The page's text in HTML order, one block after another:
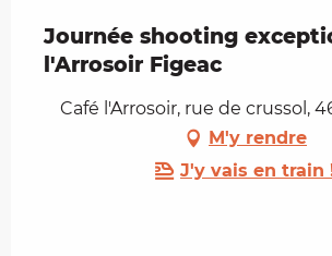
Journée shooting
l'Arrosoir Figeac
Café l'Arrosoir, rue de crussol,
M'y rendre
J'y vais en train